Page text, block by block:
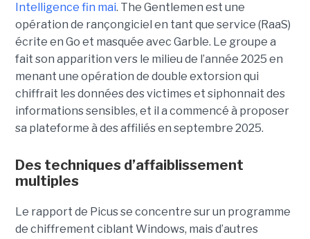
Intelligence fin mai. The Gentlemen est une
opération de rançongiciel en tant que service (RaaS)
écrite en Go et masquée avec Garble. Le groupe a
fait son apparition vers le milieu de l’année 2025 en
menant une opération de double extorsion qui
chiffrait les données des victimes et siphonnait des
informations sensibles, et il a commencé à proposer
sa plateforme à des affiliés en septembre 2025.
Des techniques d’affaiblissement
multiples
Le rapport de Picus se concentre sur un programme
de chiffrement ciblant Windows, mais d’autres